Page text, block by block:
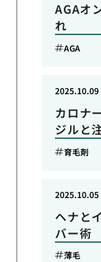
AGAオ
れ
AGA
カロナ
ジルと
2025.10.09
育毛剤
ヘナと
バー術
2025.10.05
薄毛